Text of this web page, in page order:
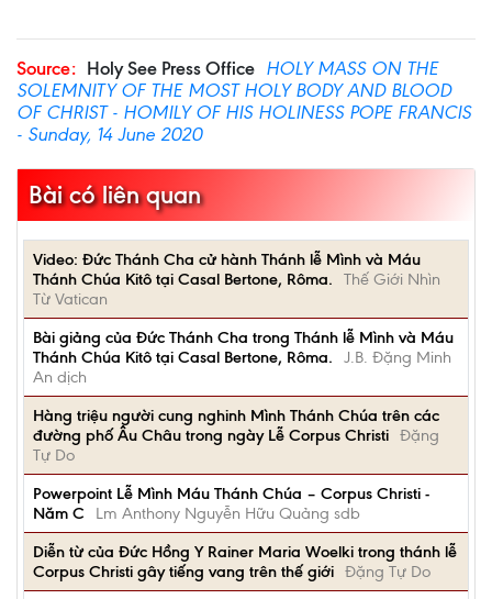
Source: Holy See Press Office HOLY MASS ON THE
SOLEMNITY OF THE MOST HOLY BODY AND BLOOD
OF CHRIST - HOMILY OF HIS HOLINESS POPE FRANCIS
- Sunday, 14 June 2020
Bài có liên quan
Video: Ðức Thánh Cha cử hành Thánh lễ Mình và Máu
Thánh Chúa Kitô tại Casal Bertone, Rôma.
Thế Giới Nhìn
Từ Vatican
Bài giảng của Ðức Thánh Cha trong Thánh lễ Mình và Máu
Thánh Chúa Kitô tại Casal Bertone, Rôma.
J.B. Đặng Minh
An dịch
Hàng triệu người cung nghinh Mình Thánh Chúa trên các
đường phố Âu Châu trong ngày Lễ Corpus Christi Đặng
Tự Do
Powerpoint Lễ Mình Máu Thánh Chúa – Corpus Christi -
Năm C
Lm Anthony Nguyễn Hữu Quảng sdb
Diễn từ của Đức Hồng Y Rainer Maria Woelki trong thánh lễ
Corpus Christi gây tiếng vang trên thế giới Đặng Tự Do